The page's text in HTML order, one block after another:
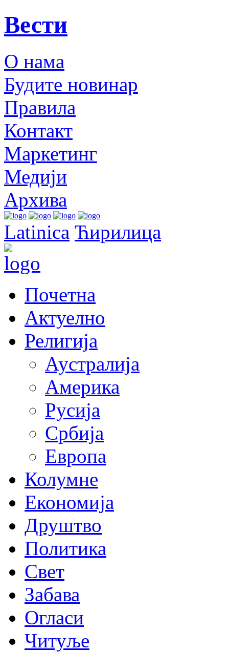
Вести
О нама
Будите новинар
Правила
Контакт
Маркетинг
Медији
Архива
Latinica Ћирилица
Почетна
Актуелно
Религија
Аустралија
Америка
Русија
Србија
Европа
Колумне
Економија
Друштво
Политика
Свет
Забава
Огласи
Читуље